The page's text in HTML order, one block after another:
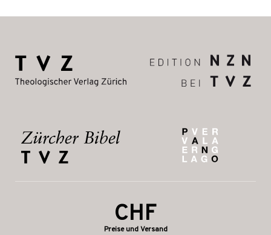
CHF
Preise und Versand